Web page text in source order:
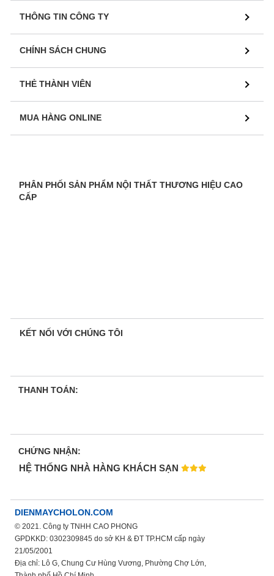
THÔNG TIN CÔNG TY
CHÍNH SÁCH CHUNG
THẺ THÀNH VIÊN
MUA HÀNG ONLINE
PHÂN PHỐI SẢN PHẨM NỘI THẤT THƯƠNG HIỆU CAO
CẤP
HỆ THỐNG NHÀ HÀNG KHÁCH SẠN
KẾT NỐI VỚI CHÚNG TÔI
THANH TOÁN:
CHỨNG NHẬN:
DIENMAYCHOLON.COM
© 2021. Công ty TNHH CAO PHONG
GPDKKD: 0302309845 do sở KH & ĐT TP.HCM cấp ngày
21/05/2001
Địa chỉ: Lô G, Chung Cư Hùng Vương, Phường Chợ Lớn,